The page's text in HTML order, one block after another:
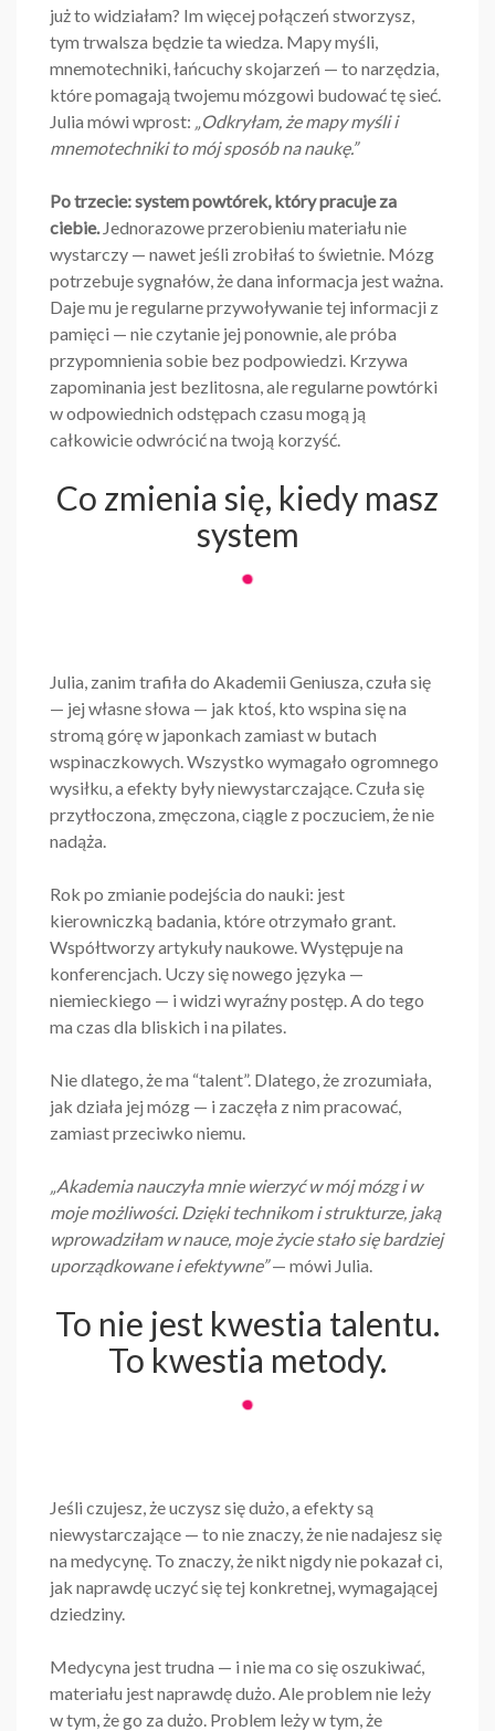
już to widziałam? Im więcej połączeń stworzysz,
tym trwalsza będzie ta wiedza. Mapy myśli,
mnemotechniki, łańcuchy skojarzeń — to narzędzia,
które pomagają twojemu mózgowi budować tę sieć.
Julia mówi wprost:
„Odkryłam, że mapy myśli i
mnemotechniki to mój sposób na naukę.”
Po trzecie: system powtórek, który pracuje za
ciebie. Jednorazowe przerobieniu materiału nie
wystarczy — nawet jeśli zrobiłaś to świetnie. Mózg
potrzebuje sygnałów, że dana informacja jest ważna.
Daje mu je regularne przywoływanie tej informacji z
pamięci — nie czytanie jej ponownie, ale próba
przypomnienia sobie bez podpowiedzi. Krzywa
zapominania jest bezlitosna, ale regularne powtórki
w odpowiednich odstępach czasu mogą ją
całkowicie odwrócić na twoją korzyść.
Co zmienia się, kiedy masz
system
Julia, zanim trafiła do Akademii Geniusza, czuła się
— jej własne słowa — jak ktoś, kto wspina się na
stromą górę w japonkach zamiast w butach
wspinaczkowych. Wszystko wymagało ogromnego
wysiłku, a efekty były niewystarczające. Czuła się
przytłoczona, zmęczona, ciągle z poczuciem, że nie
nadąża.
Rok po zmianie podejścia do nauki: jest
kierowniczką badania, które otrzymało grant.
Współtworzy artykuły naukowe. Występuje na
konferencjach. Uczy się nowego języka —
niemieckiego — i widzi wyraźny postęp. A do tego
ma czas dla bliskich i na pilates.
Nie dlatego, że ma “talent”. Dlatego, że zrozumiała,
jak działa jej mózg — i zaczęła z nim pracować,
zamiast przeciwko niemu.
„Akademia nauczyła mnie wierzyć w mój mózg i w
moje możliwości. Dzięki technikom i strukturze, jaką
wprowadziłam w nauce, moje życie stało się bardziej
uporządkowane i efektywne”— mówi Julia.
To nie jest kwestia talentu.
To kwestia metody.
Jeśli czujesz, że uczysz się dużo, a efekty są
niewystarczające — to nie znaczy, że nie nadajesz się
na medycynę. To znaczy, że nikt nigdy nie pokazał ci,
jak naprawdę uczyć się tej konkretnej, wymagającej
dziedziny.
Medycyna jest trudna — i nie ma co się oszukiwać,
materiału jest naprawdę dużo. Ale problem nie leży
w tym, że go za dużo. Problem leży w tym, że